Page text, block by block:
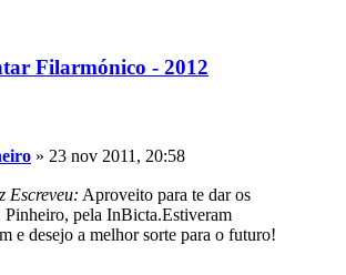
Filarmónico - 2012
» 23 nov 2011, 20:58
Escreveu: Aproveito para te dar os
pela InBicta.Estiveram
e desejo a melhor sorte para o futuro!